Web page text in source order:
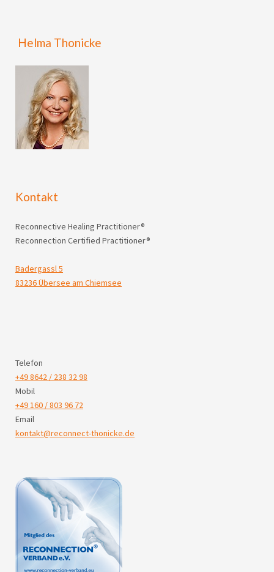
Helma Thonicke
Kontakt
Reconnective Healing Practitioner®
Reconnection Certified Practitioner®
Badergassl 5
83236 Übersee am Chiemsee
Telefon
+49 8642 / 238 32 98
Mobil
+49 160 / 803 96 72
Email
kontakt@reconnect-thonicke.de